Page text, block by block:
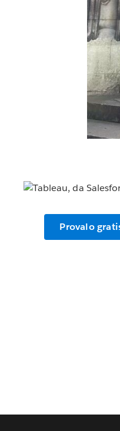
Provalo